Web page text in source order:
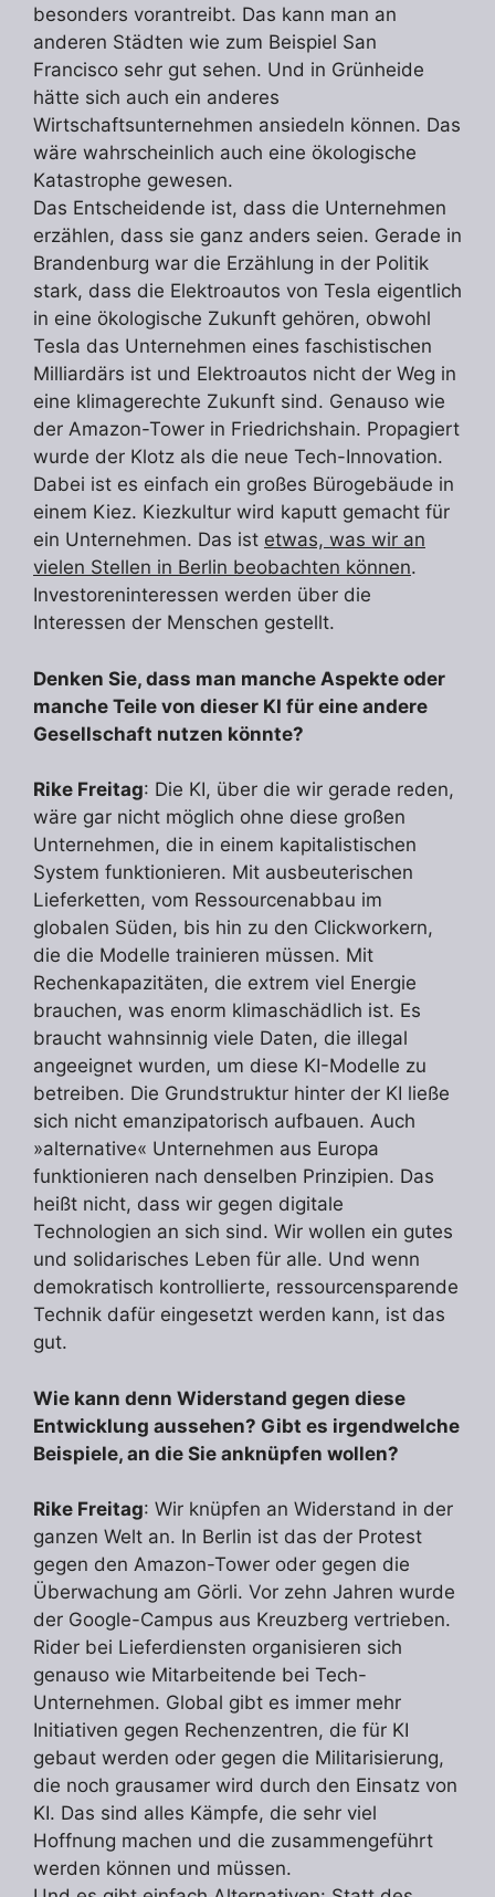
besonders vorantreibt. Das kann man an
anderen Städten wie zum Beispiel San
Francisco sehr gut sehen. Und in Grünheide
hätte sich auch ein anderes
Wirtschaftsunternehmen ansiedeln können. Das
wäre wahrscheinlich auch eine ökologische
Katastrophe gewesen.
Das Entscheidende ist, dass die Unternehmen
erzählen, dass sie ganz anders seien. Gerade in
Brandenburg war die Erzählung in der Politik
stark, dass die Elektroautos von Tesla eigentlich
in eine ökologische Zukunft gehören, obwohl
Tesla das Unternehmen eines faschistischen
Milliardärs ist und Elektroautos nicht der Weg in
eine klimagerechte Zukunft sind. Genauso wie
der Amazon-Tower in Friedrichshain. Propagiert
wurde der Klotz als die neue Tech-Innovation.
Dabei ist es einfach ein großes Bürogebäude in
einem Kiez. Kiezkultur wird kaputt gemacht für
ein Unternehmen. Das ist etwas, was wir an
vielen Stellen in Berlin beobachten können.
Investoreninteressen werden über die
Interessen der Menschen gestellt.
Denken Sie, dass man manche Aspekte oder
manche Teile von dieser KI für eine andere
Gesellschaft nutzen könnte?
Rike Freitag: Die KI, über die wir gerade reden,
wäre gar nicht möglich ohne diese großen
Unternehmen, die in einem kapitalistischen
System funktionieren. Mit ausbeuterischen
Lieferketten, vom Ressourcenabbau im
globalen Süden, bis hin zu den Clickworkern,
die die Modelle trainieren müssen. Mit
Rechenkapazitäten, die extrem viel Energie
brauchen, was enorm klimaschädlich ist. Es
braucht wahnsinnig viele Daten, die illegal
angeeignet wurden, um diese KI-Modelle zu
betreiben. Die Grundstruktur hinter der KI ließe
sich nicht emanzipatorisch aufbauen. Auch
»alternative« Unternehmen aus Europa
funktionieren nach denselben Prinzipien. Das
heißt nicht, dass wir gegen digitale
Technologien an sich sind. Wir wollen ein gutes
und solidarisches Leben für alle. Und wenn
demokratisch kontrollierte, ressourcensparende
Technik dafür eingesetzt werden kann, ist das
gut.
Wie kann denn Widerstand gegen diese
Entwicklung aussehen? Gibt es irgendwelche
Beispiele, an die Sie anknüpfen wollen?
Rike Freitag: Wir knüpfen an Widerstand in der
ganzen Welt an. In Berlin ist das der Protest
gegen den Amazon-Tower oder gegen die
Überwachung am Görli. Vor zehn Jahren wurde
der Google-Campus aus Kreuzberg vertrieben.
Rider bei Lieferdiensten organisieren sich
genauso wie Mitarbeitende bei Tech-
Unternehmen. Global gibt es immer mehr
Initiativen gegen Rechenzentren, die für KI
gebaut werden oder gegen die Militarisierung,
die noch grausamer wird durch den Einsatz von
KI. Das sind alles Kämpfe, die sehr viel
Hoffnung machen und die zusammengeführt
werden können und müssen.